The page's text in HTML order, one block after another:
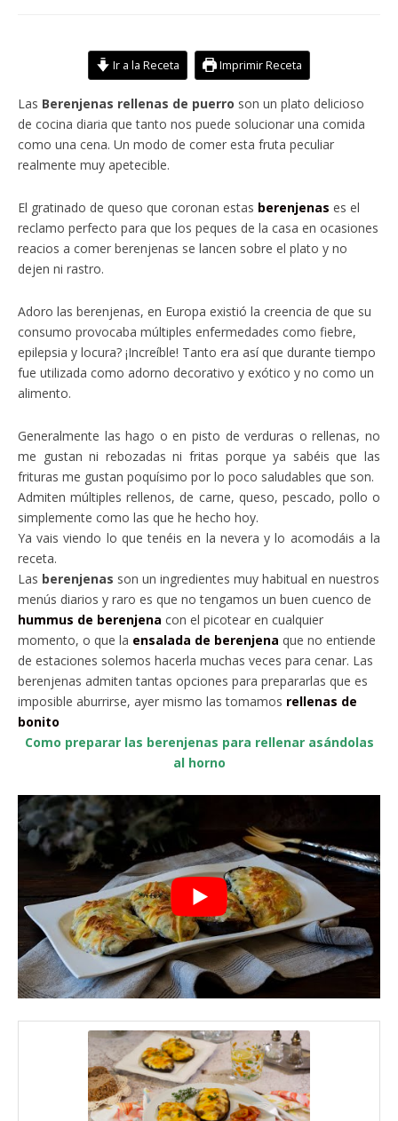
Ir a la Receta Imprimir Receta
Las Berenjenas rellenas de puerro son un plato delicioso
de cocina diaria que tanto nos puede solucionar una comida
como una cena. Un modo de comer esta fruta peculiar
realmente muy apetecible.
El gratinado de queso que coronan estas berenjenas es el
reclamo perfecto para que los peques de la casa en ocasiones
reacios a comer berenjenas se lancen sobre el plato y no
dejen ni rastro.
Adoro las berenjenas, en Europa existió la creencia de que su
consumo provocaba múltiples enfermedades como fiebre,
epilepsia y locura? ¡Increíble! Tanto era así que durante tiempo
fue utilizada como adorno decorativo y exótico y no como un
alimento.
Generalmente las hago o en pisto de verduras o rellenas, no
me gustan ni rebozadas ni fritas porque ya sabéis que las
frituras me gustan poquísimo por lo poco saludables que son.
Admiten múltiples rellenos, de carne, queso, pescado, pollo o
simplemente como las que he hecho hoy.
Ya vais viendo lo que tenéis en la nevera y lo acomodáis a la
receta.
Las berenjenas son un ingredientes muy habitual en nuestros
menús diarios y raro es que no tengamos un buen cuenco de
hummus de berenjena con el picotear en cualquier
momento, o que la ensalada de berenjena que no entiende
de estaciones solemos hacerla muchas veces para cenar. Las
berenjenas admiten tantas opciones para prepararlas que es
imposible aburrirse, ayer mismo las tomamos rellenas de
bonito
Como preparar las berenjenas para rellenar asándolas
al horno